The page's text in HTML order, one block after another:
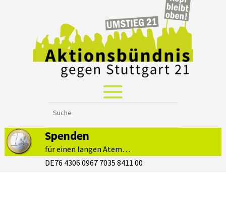
Spenden
für einen langen Atem…
DE76 4306 0967 7035 8411 00